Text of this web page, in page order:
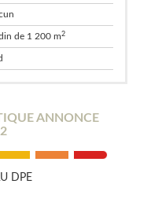
de 1 200 m2
ANNONCE
DPE